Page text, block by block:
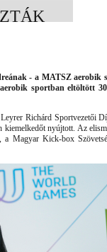
- a MATSZ aerobik
sportban eltöltött
Richárd Sportvezetői
kiemelkedőt nyújtott. Az
a Magyar Kick-box